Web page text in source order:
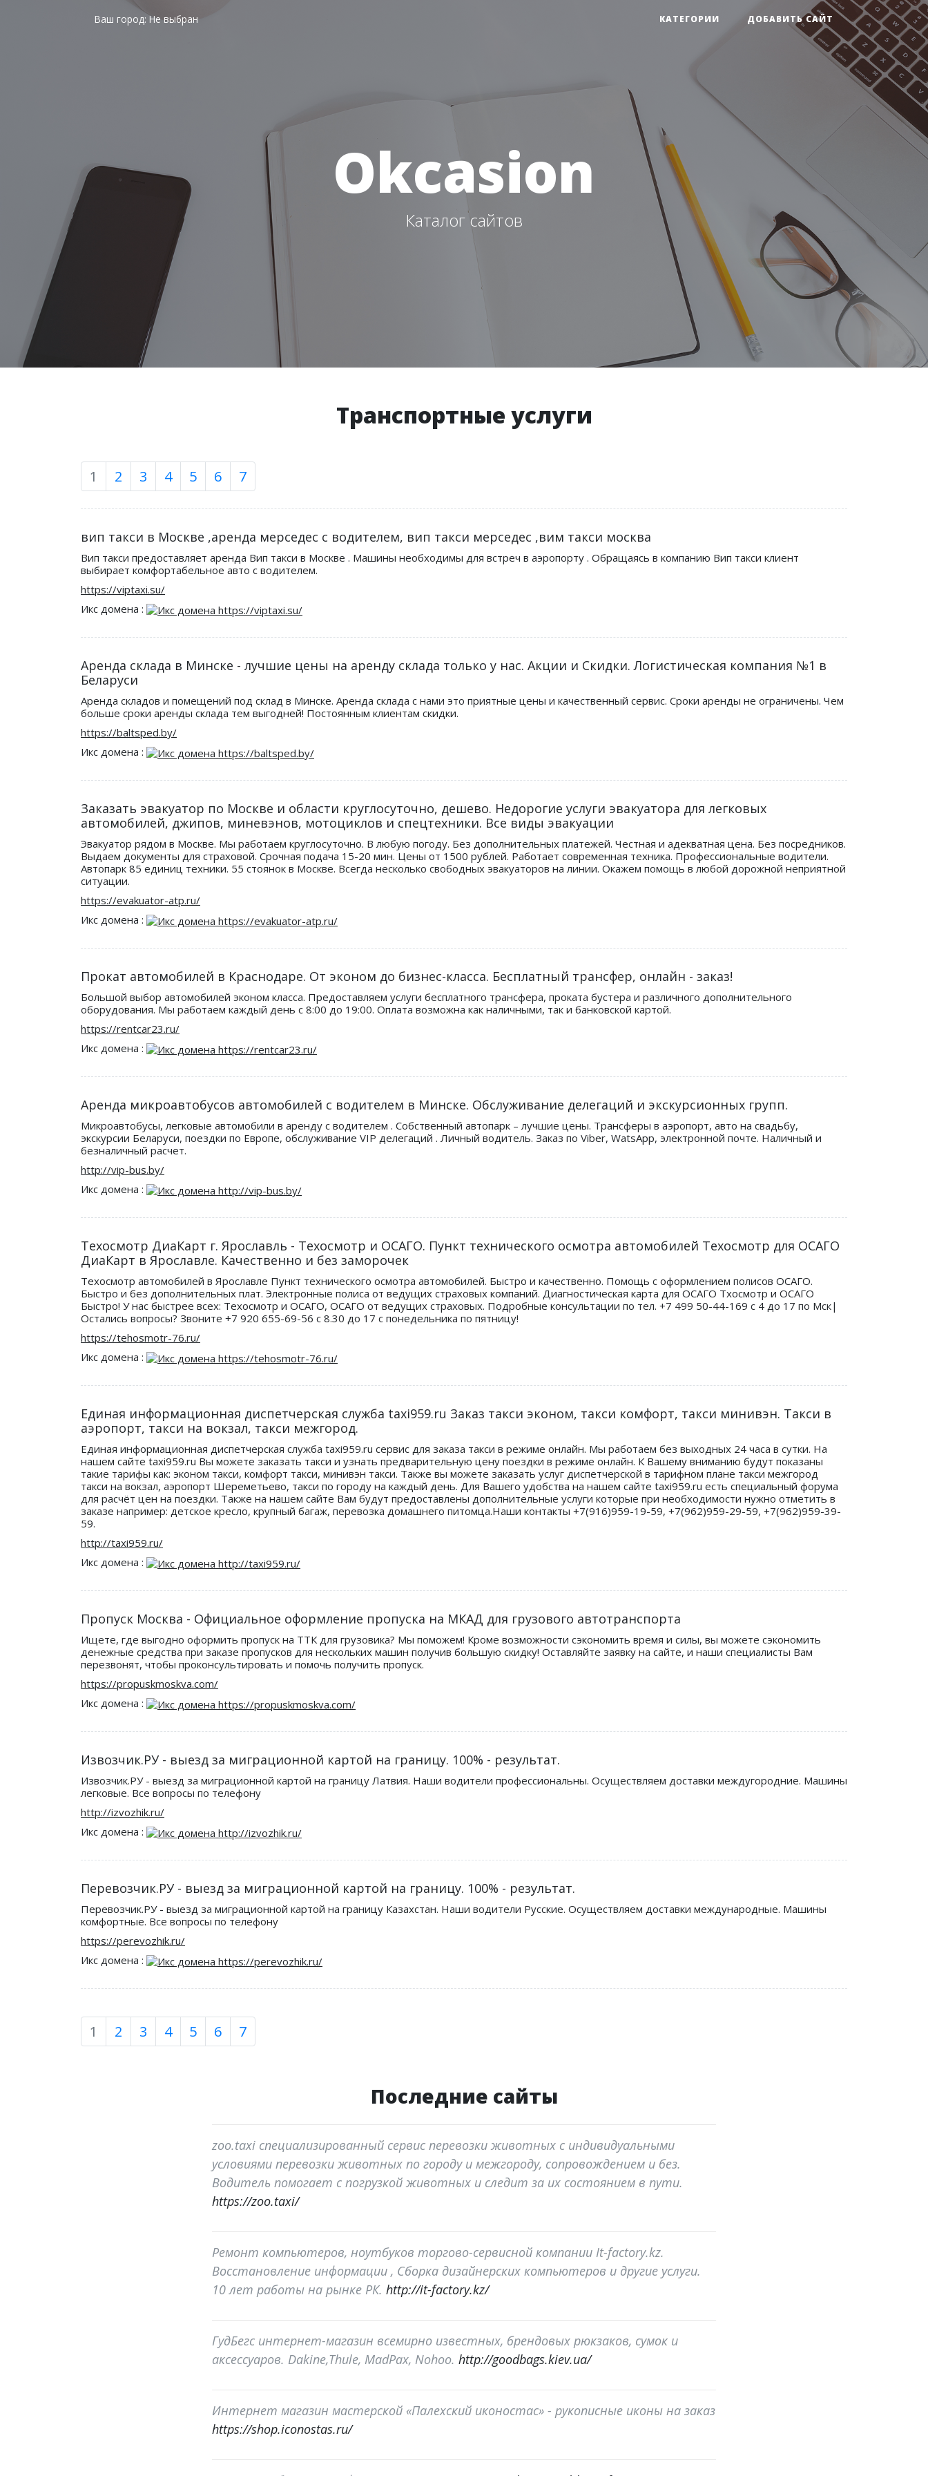
Ваш город:Не выбран КАТЕГОРИИ ДОБАВИТЬ САЙТ
Okcasion
Каталог сайтов
Транспортные услуги
1 2 3 4 5 6 7
вип такси в Москве ,аренда мерседес с водителем, вип такси мерседес ,вим такси москва
Вип такси предоставляет аренда Вип такси в Москве . Машины необходимы для встреч в аэропорту . Обращаясь в компанию Вип такси клиент
выбирает комфортабельное авто с водителем.
https://viptaxi.su/
Икс домена :
Аренда склада в Минске - лучшие цены на аренду склада только у нас. Акции и Скидки. Логистическая компания №1 в
Беларуси
Аренда складов и помещений под склад в Минске. Аренда склада с нами это приятные цены и качественный сервис. Сроки аренды не ограничены. Чем
больше сроки аренды склада тем выгодней! Постоянным клиентам скидки.
https://baltsped.by/
Икс домена :
Заказать эвакуатор по Москве и области круглосуточно, дешево. Недорогие услуги эвакуатора для легковых
автомобилей, джипов, миневэнов, мотоциклов и спецтехники. Все виды эвакуации
Эвакуатор рядом в Москве. Мы работаем круглосуточно. В любую погоду. Без дополнительных платежей. Честная и адекватная цена. Без посредников.
Выдаем документы для страховой. Срочная подача 15-20 мин. Цены от 1500 рублей. Работает современная техника. Профессиональные водители.
Автопарк 85 единиц техники. 55 стоянок в Москве. Всегда несколько свободных эвакуаторов на линии. Окажем помощь в любой дорожной неприятной
ситуации.
https://evakuator-atp.ru/
Икс домена :
Прокат автомобилей в Краснодаре. От эконом до бизнес-класса. Бесплатный трансфер, онлайн - заказ!
Большой выбор автомобилей эконом класса. Предоставляем услуги бесплатного трансфера, проката бустера и различного дополнительного
оборудования. Мы работаем каждый день c 8:00 до 19:00. Оплата возможна как наличными, так и банковской картой.
https://rentcar23.ru/
Икс домена :
Аренда микроавтобусов автомобилей с водителем в Минске. Обслуживание делегаций и экскурсионных групп.
Микроавтобусы, легковые автомобили в аренду с водителем . Собственный автопарк – лучшие цены. Трансферы в аэропорт, авто на свадьбу,
экскурсии Беларуси, поездки по Европе, обслуживание VIP делегаций . Личный водитель. Заказ по Viber, WatsApp, электронной почте. Наличный и
безналичный расчет.
http://vip-bus.by/
Икс домена :
Техосмотр ДиаКарт г. Ярославль - Техосмотр и ОСАГО. Пункт технического осмотра автомобилей Техосмотр для ОСАГО
ДиаКарт в Ярославле. Качественно и без заморочек
Техосмотр автомобилей в Ярославле Пункт технического осмотра автомобилей. Быстро и качественно. Помощь с оформлением полисов ОСАГО.
Быстро и без дополнительных плат. Электронные полиса от ведущих страховых компаний. Диагностическая карта для ОСАГО Тхосмотр и ОСАГО
Быстро! У нас быстрее всех: Техосмотр и ОСАГО, ОСАГО от ведущих страховых. Подробные консультации по тел. +7 499 50-44-169 с 4 до 17 по Мск|
Остались вопросы? Звоните +7 920 655-69-56 с 8.30 до 17 с понедельника по пятницу!
https://tehosmotr-76.ru/
Икс домена :
Единая информационная диспетчерская служба taxi959.ru Заказ такси эконом, такси комфорт, такси минивэн. Такси в
аэропорт, такси на вокзал, такси межгород.
Единая информационная диспетчерская служба taxi959.ru сервис для заказа такси в режиме онлайн. Мы работаем без выходных 24 часа в сутки. На
нашем сайте taxi959.ru Вы можете заказать такси и узнать предварительную цену поездки в режиме онлайн. К Вашему вниманию будут показаны
такие тарифы как: эконом такси, комфорт такси, минивэн такси. Также вы можете заказать услуг диспетчерской в тарифном плане такси межгород
такси на вокзал, аэропорт Шереметьево, такси по городу на каждый день. Для Вашего удобства на нашем сайте taxi959.ru есть специальный форума
для расчёт цен на поездки. Также на нашем сайте Вам будут предоставлены дополнительные услуги которые при необходимости нужно отметить в
заказе например: детское кресло, крупный багаж, перевозка домашнего питомца.Наши контакты +7(916)959-19-59, +7(962)959-29-59, +7(962)959-39-
59.
http://taxi959.ru/
Икс домена :
Пропуск Москва - Официальное оформление пропуска на МКАД для грузового автотранспорта
Ищете, где выгодно оформить пропуск на ТТК для грузовика? Мы поможем! Кроме возможности сэкономить время и силы, вы можете сэкономить
денежные средства при заказе пропусков для нескольких машин получив большую скидку! Оставляйте заявку на сайте, и наши специалисты Вам
перезвонят, чтобы проконсультировать и помочь получить пропуск.
https://propuskmoskva.com/
Икс домена :
Извозчик.РУ - выезд за миграционной картой на границу. 100% - результат.
Извозчик.РУ - выезд за миграционной картой на границу Латвия. Наши водители профессиональны. Осуществляем доставки междугородние. Машины
легковые. Все вопросы по телефону
http://izvozhik.ru/
Икс домена :
Перевозчик.РУ - выезд за миграционной картой на границу. 100% - результат.
Перевозчик.РУ - выезд за миграционной картой на границу Казахстан. Наши водители Русские. Осуществляем доставки международные. Машины
комфортные. Все вопросы по телефону
https://perevozhik.ru/
Икс домена :
1 2 3 4 5 6 7
Последние сайты
zoo.taxi специализированный сервис перевозки животных с индивидуальными
условиями перевозки животных по городу и межгороду, сопровождением и без.
Водитель помогает с погрузкой животных и следит за их состоянием в пути.
https://zoo.taxi/
Ремонт компьютеров, ноутбуков торгово-сервисной компании It-factory.kz.
Восстановление информации , Сборка дизайнерских компьютеров и другие услуги.
10 лет работы на рынке РК. http://it-factory.kz/
ГудБегс интернет-магазин всемирно известных, брендовых рюкзаков, сумок и
аксессуаров. Dakine,Thule, MadPax, Nohoo. http://goodbags.kiev.ua/
Интернет магазин мастерской «Палехский иконостас» - рукописные иконы на заказ
https://shop.iconostas.ru/